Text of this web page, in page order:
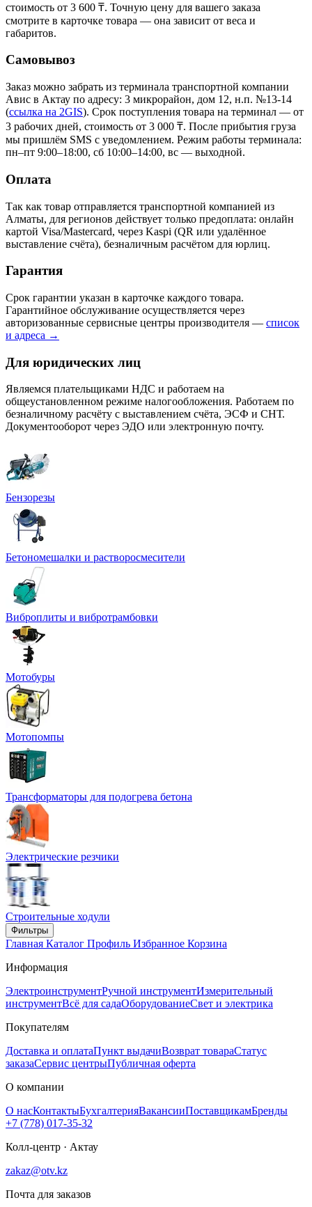
стоимость от 3 600 ₸. Точную цену для вашего заказа
смотрите в карточке товара — она зависит от веса и
габаритов.
Самовывоз
Заказ можно забрать из терминала транспортной компании
Авис в Актау по адресу: 3 микрорайон, дом 12, н.п. №13-14
(ссылка на 2GIS). Срок поступления товара на терминал — от
3 рабочих дней, стоимость от 3 000 ₸. После прибытия груза
мы пришлём SMS с уведомлением. Режим работы терминала:
пн–пт 9:00–18:00, сб 10:00–14:00, вс — выходной.
Оплата
Так как товар отправляется транспортной компанией из
Алматы, для регионов действует только предоплата: онлайн
картой Visa/Mastercard, через Kaspi (QR или удалённое
выставление счёта), безналичным расчётом для юрлиц.
Гарантия
Срок гарантии указан в карточке каждого товара.
Гарантийное обслуживание осуществляется через
авторизованные сервисные центры производителя — список
и адреса →
Для юридических лиц
Являемся плательщиками НДС и работаем на
общеустановленном режиме налогообложения. Работаем по
безналичному расчёту с выставлением счёта, ЭСФ и СНТ.
Документооборот через ЭДО или электронную почту.
Бензорезы
Бетономешалки и растворосмесители
Виброплиты и вибротрамбовки
Мотобуры
Мотопомпы
Трансформаторы для подогрева бетона
Электрические резчики
Строительные ходули
Фильтры
Главная Каталог Профиль Избранное Корзина
Информация
ЭлектроинструментРучной инструментИзмерительный
инструментВсё для садаОборудованиеСвет и электрика
Покупателям
Доставка и оплатаПункт выдачиВозврат товараСтатус
заказаСервис центрыПубличная оферта
О компании
О насКонтактыБухгалтерияВакансииПоставщикамБренды
+7 (778) 017-35-32
Колл-центр · Актау
zakaz@otv.kz
Почта для заказов